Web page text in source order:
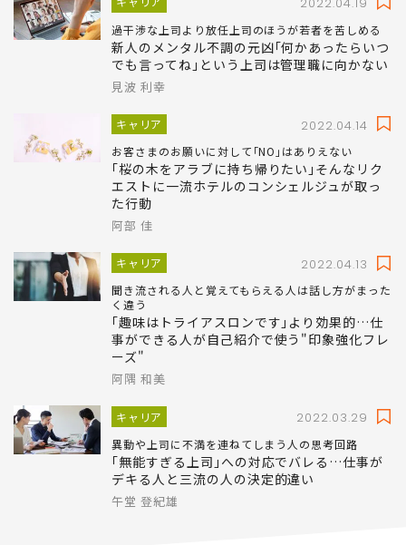
過干渉な上司より放任上司のほうが若者を苦しめる
新人のメンタル不調の元凶｢何かあったらいつ
でも言ってね｣という上司は管理職に向かない
見波 利幸
キャリア 2022.04.14
お客さまのお願いに対して｢NO｣はありえない
｢桜の木をアラブに持ち帰りたい｣そんなリク
エストに一流ホテルのコンシェルジュが取っ
た行動
阿部 佳
キャリア 2022.04.13
聞き流される人と覚えてもらえる人は話し方がまった
く違う
｢趣味はトライアスロンです｣より効果的…仕
事ができる人が自己紹介で使う"印象強化フレ
ーズ"
阿隅 和美
キャリア 2022.03.29
異動や上司に不満を連ねてしまう人の思考回路
｢無能すぎる上司｣への対応でバレる…仕事が
デキる人と三流の人の決定的違い
午堂 登紀雄